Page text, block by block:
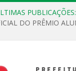
PUBLICAÇÕES: